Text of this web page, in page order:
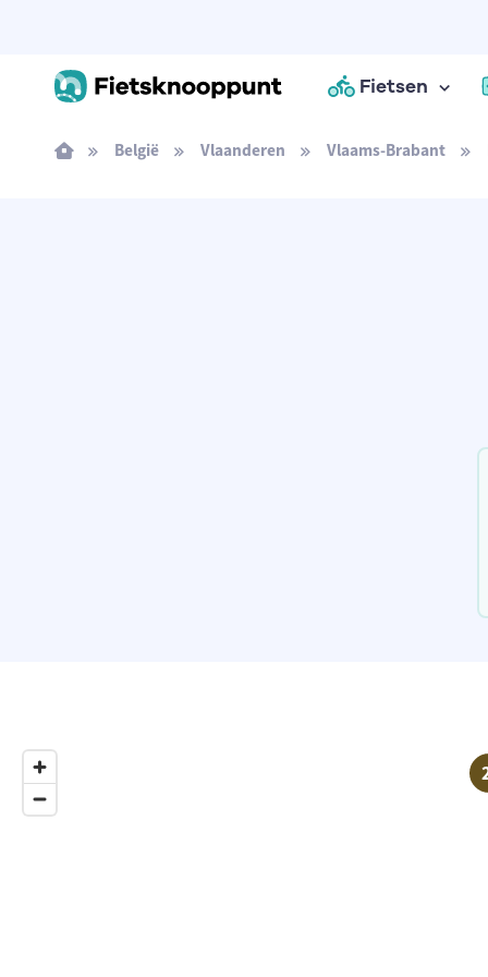
Fietsen
België Vlaanderen Vlaams-Brabant